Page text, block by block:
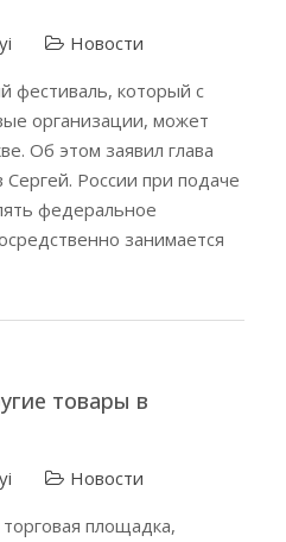
Новости
фестиваль, который с
организации, может
Об этом заявил глава
России при подаче
федеральное
занимается
товары в
Новости
площадка,